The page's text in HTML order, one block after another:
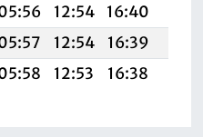
12:54 16:40
12:54 16:39
12:53 16:38